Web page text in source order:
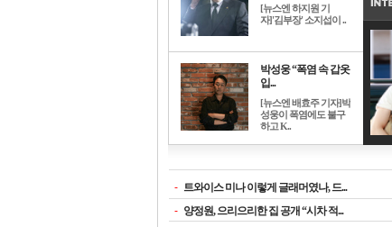
[뉴스엔 하지원 기
자]'김부장' 소지섭이 ..
박성웅 “폭염 속 갑옷
입...
[뉴스엔 배효주 기자]박
성웅이 폭염에도 불구
하고 K..
- 트와이스 미나 이렇게 글래머였나, 드...
- 양정원, 으리으리한 집 공개 “시차 적...